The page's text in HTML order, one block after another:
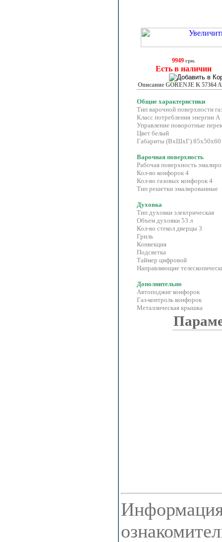
9949 грн.
Есть в наличии
Описание GORENJE K 57364
Общие характеристики
Тип варочной поверхности
Класс потребления энергии A
Управление поворотные
Цвет белый
Габариты (ВхШхГ) 85х50х60
Варочная поверхность
Рабочая поверхность
Кол-во конфорок 4
Кол-во газовых конфорок 4
Тип решетки эмалированные
Духовка
Тип духовки электрическая
Объем духовки 53 л
Кол-во стекол дверцы 3
Гриль
Конвекция
Подсветка
Таймер цифровой
Направляющие
Дополнительно
Автоподжиг конфорок
Газ-контроль конфорок
Металлическая крышка
Информация